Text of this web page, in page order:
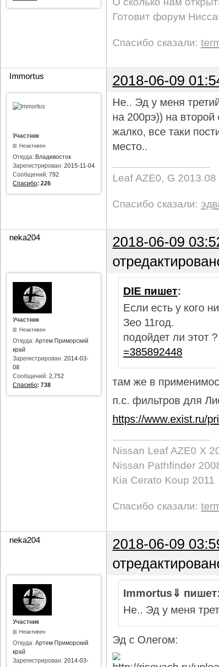
Готовит форум
Спасибо сказали:
Immortus 2018-06-09
Участник
Неактивен
Откуда: Владивосток
Зарегистрирован: 2015-11-04
Сообщений: 792
Спасибо: 226
Не.. Эд у меня
на 200рэ)) на
жалко, все таки
место..
Leaf AZE0, G 2013.08
Спасибо сказали:
neka204
2018-06-09
Участник
Неактивен
Откуда: Артем Приморский
край
Зарегистрирован: 2014-03-
08
Сообщений: 2,752
Спасибо: 738
DIE пишет:
Если есть у кого
Зео 11год.
подойдет ли этот
=385892448
там же в
п.с. фильтров для
https://www.exist.ru/
Nissan Leaf AZE0 X
Nissan Pathfinder
Kia Cerato Koup 2011
Спасибо сказали:
neka204
2018-06-09
Участник
Неактивен
Откуда: Артем Приморский
край
Зарегистрирован: 2014-03-
Immortus⇓
Не.. Эд у меня
Эд с Олегом: